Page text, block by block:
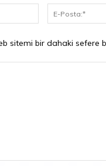
sitemi bir dahaki sefere